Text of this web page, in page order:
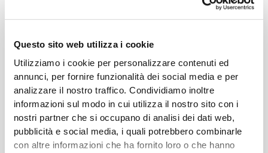
Questo sito web utilizza i cookie
Utilizziamo i cookie per personalizzare contenuti ed
annunci, per fornire funzionalità dei social media e per
analizzare il nostro traffico. Condividiamo inoltre
informazioni sul modo in cui utilizza il nostro sito con i
nostri partner che si occupano di analisi dei dati web,
pubblicità e social media, i quali potrebbero combinarle
con altre informazioni che ha fornito loro o che hanno
CHF 9.95
Fascia di Resistenza Elastica -
Molto Leggera
CHF 7.95
Fascia di resistenza
tonificante con resistenza
bassa - Grigio chiaro